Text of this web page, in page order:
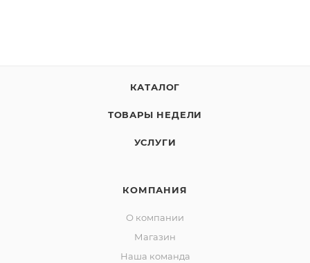
КАТАЛОГ
ТОВАРЫ НЕДЕЛИ
УСЛУГИ
КОМПАНИЯ
О компании
Магазин
Наша команда